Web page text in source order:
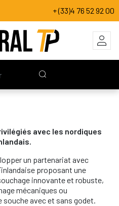
+ (33)4 76 52 92 00
avec les nordiques
un partenariat avec
proposant une
innovante et robuste,
mécaniques ou
souche avec et sans godet.